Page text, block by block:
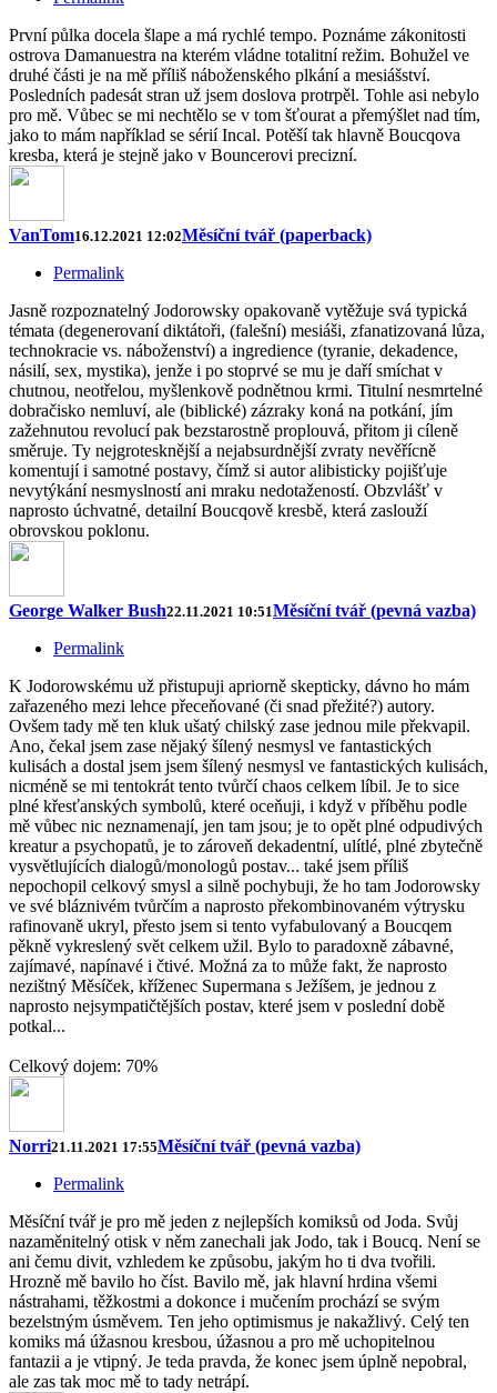
První půlka docela šlape a má rychlé tempo. Poznáme zákonitosti
ostrova Damanuestra na kterém vládne totalitní režim. Bohužel ve
druhé části je na mě příliš náboženského plkání a mesiášství.
Posledních padesát stran už jsem doslova protrpěl. Tohle asi nebylo
pro mě. Vůbec se mi nechtělo se v tom šťourat a přemýšlet nad tím,
jako to mám například se sérií Incal. Potěší tak hlavně Boucqova
kresba, která je stejně jako v Bouncerovi precizní.
VanTom16.12.2021 12:02Měsíční tvář (paperback)
Permalink
Jasně rozpoznatelný Jodorowsky opakovaně vytěžuje svá typická
témata (degenerovaní diktátoři, (falešní) mesiáši, zfanatizovaná lůza,
technokracie vs. náboženství) a ingredience (tyranie, dekadence,
násilí, sex, mystika), jenže i po stoprvé se mu je daří smíchat v
chutnou, neotřelou, myšlenkově podnětnou krmi. Titulní nesmrtelné
dobračisko nemluví, ale (biblické) zázraky koná na potkání, jím
zažehnutou revolucí pak bezstarostně proplouvá, přitom ji cíleně
směruje. Ty nejgrotesknější a nejabsurdnější zvraty nevěřícně
komentují i samotné postavy, čímž si autor alibisticky pojišťuje
nevytýkání nesmyslností ani mraku nedotažeností. Obzvlášť v
naprosto úchvatné, detailní Boucqově kresbě, která zaslouží
obrovskou poklonu.
George Walker Bush22.11.2021 10:51Měsíční tvář (pevná vazba)
Permalink
K Jodorowskému už přistupuji apriorně skepticky, dávno ho mám
zařazeného mezi lehce přeceňované (či snad přežité?) autory.
Ovšem tady mě ten kluk ušatý chilský zase jednou mile překvapil.
Ano, čekal jsem zase nějaký šílený nesmysl ve fantastických
kulisách a dostal jsem jsem šílený nesmysl ve fantastických kulisách,
nicméně se mi tentokrát tento tvůrčí chaos celkem líbil. Je to sice
plné křesťanských symbolů, které oceňuji, i když v příběhu podle
mě vůbec nic neznamenají, jen tam jsou; je to opět plné odpudivých
kreatur a psychopatů, je to zároveň dekadentní, ulítlé, plné zbytečně
vysvětlujících dialogů/monologů postav... také jsem příliš
nepochopil celkový smysl a silně pochybuji, že ho tam Jodorowsky
ve své bláznivém tvůrčím a naprosto překombinovaném výtrysku
rafinovaně ukryl, přesto jsem si tento vyfabulovaný a Boucqem
pěkně vykreslený svět celkem užil. Bylo to paradoxně zábavné,
zajímavé, napínavé i čtivé. Možná za to může fakt, že naprosto
nezištný Měsíček, kříženec Supermana s Ježíšem, je jednou z
naprosto nejsympatičtějších postav, které jsem v poslední době
potkal...
Celkový dojem: 70%
Norri21.11.2021 17:55Měsíční tvář (pevná vazba)
Permalink
Měsíční tvář je pro mě jeden z nejlepších komiksů od Joda. Svůj
nazaměnitelný otisk v něm zanechali jak Jodo, tak i Boucq. Není se
ani čemu divit, vzhledem ke způsobu, jakým ho ti dva tvořili.
Hrozně mě bavilo ho číst. Bavilo mě, jak hlavní hrdina všemi
nástrahami, těžkostmi a dokonce i mučením prochází se svým
bezelstným úsměvem. Ten jeho optimismus je nakažlivý. Celý ten
komiks má úžasnou kresbou, úžasnou a pro mě uchopitelnou
fantazii a je vtipný. Je teda pravda, že konec jsem úplně nepobral,
ale zas tak moc mě to tady netrápí.